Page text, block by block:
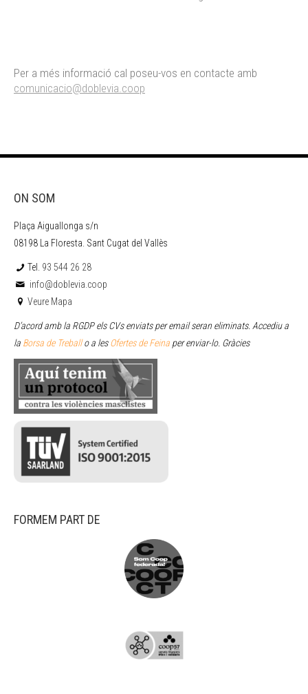
Per a més informació cal poseu-vos en contacte amb
comunicacio@doblevia.coop
ON SOM
Plaça Aiguallonga s/n
08198 La Floresta. Sant Cugat del Vallès
Tel. 93 544 26 28
info@doblevia.coop
Veure Mapa
D’acord amb la RGDP els CVs enviats per email seran eliminats. Accediu a
la Borsa de Treballo a lesOfertes de Feina per enviar-lo. Gràcies
FORMEM PART DE